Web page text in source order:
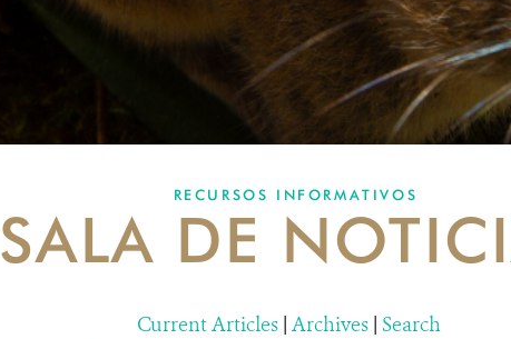
RECURSOS INFORMATIVOS
SALA DE
Current Articles | Archives | Search